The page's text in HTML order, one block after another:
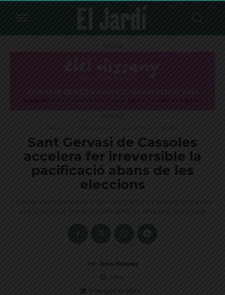
Publicitat
Publicitat
Sant Gervasi de Cassoles
accelera fer irreversible la
pacificació abans de les
eleccions
El veïnat es mobilitza amb una campanya de suports per evitar
que el projecte quedi encallat amb les eleccions municipals
Per John McAulay
3 min.
17 de juny de 2026